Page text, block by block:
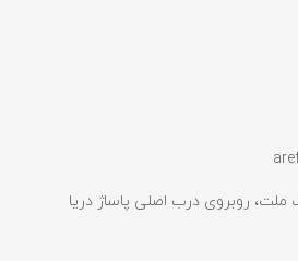
ملت، روبروی درب اصلی پاساژ دریا